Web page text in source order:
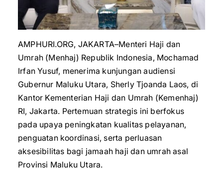
AMPHURI.ORG, JAKARTA–Menteri Haji dan
Umrah (Menhaj) Republik Indonesia, Mochamad
Irfan Yusuf, menerima kunjungan audiensi
Gubernur Maluku Utara, Sherly Tjoanda Laos, di
Kantor Kementerian Haji dan Umrah (Kemenhaj)
RI, Jakarta. Pertemuan strategis ini berfokus
pada upaya peningkatan kualitas pelayanan,
penguatan koordinasi, serta perluasan
aksesibilitas bagi jamaah haji dan umrah asal
Provinsi Maluku Utara.